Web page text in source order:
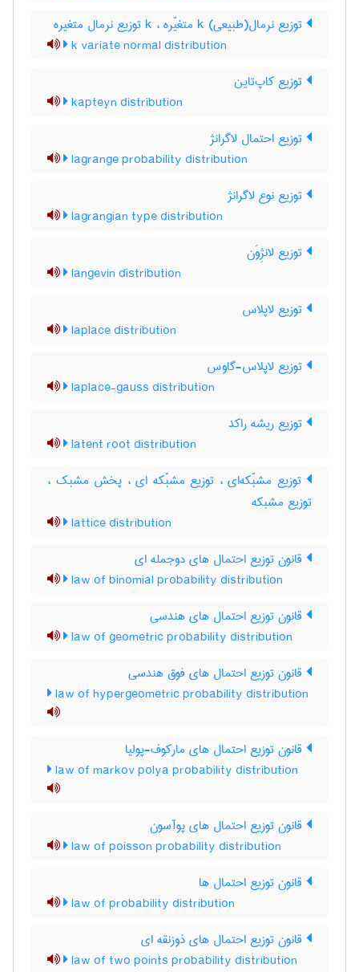
توزیع نرمال(طبیعی) k متغیّره ، k توزیع نرمال متغیره
k variate normal distribution
توزیع کاپ‌تاین
kapteyn distribution
توزیع احتمال لاگرانژ
lagrange probability distribution
توزیع نوع لاگرانژ
lagrangian type distribution
توزیع لانژِوَن
langevin distribution
توزیع لاپلاس
laplace distribution
توزیع لاپلاس-گاوس
laplace-gauss distribution
توزیع ریشه راکد
latent root distribution
توزیع مشبّکه‌ای ، توزیع مشبّکه ای ، پخش مشبک ،
توزیع مشبکه
lattice distribution
قانون توزیع احتمال های دوجمله ای
law of binomial probability distribution
قانون توزیع احتمال های هندسی
law of geometric probability distribution
قانون توزیع احتمال های فوق هندسی
law of hypergeometric probability distribution
قانون توزیع احتمال های مارکوف-پولیا
law of markov polya probability distribution
قانون توزیع احتمال های پوآسون
law of poisson probability distribution
قانون توزیع احتمال ها
law of probability distribution
قانون توزیع احتمال های ذوزنقه ای
law of two points probability distribution